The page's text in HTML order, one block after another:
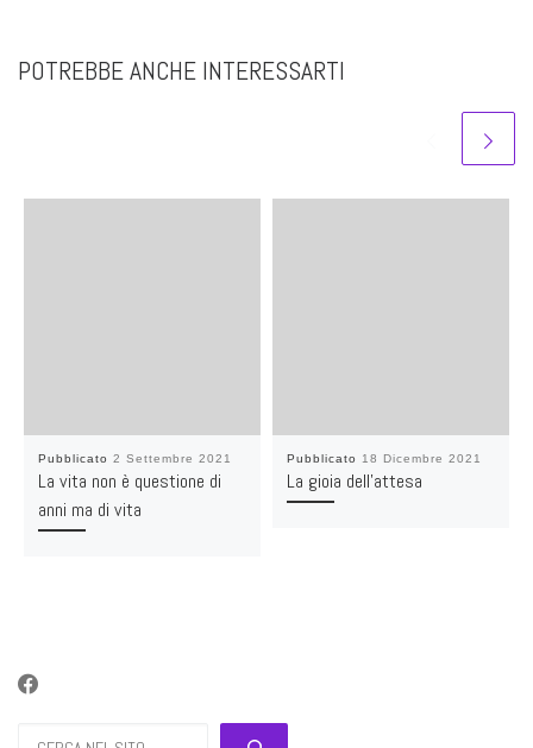
POTREBBE ANCHE INTERESSARTI
Pubblicato 2 Settembre 2021
La vita non è questione di
anni ma di vita
Pubblicato 18 Dicembre 2021
La gioia dell’attesa